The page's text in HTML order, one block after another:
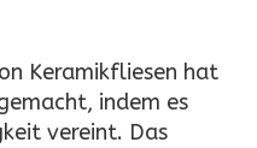
Keramikfliesen hat
indem es
vereint. Das